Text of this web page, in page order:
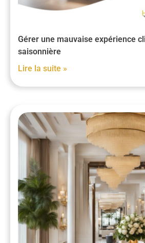
Gérer une mauvaise expérience
saisonnière
Lire la suite »